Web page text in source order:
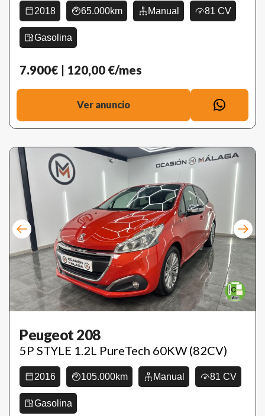
2018 65.000km Manual 81 CV
Gasolina
7.900€ | 120,00 €/mes
Ver anuncio
Peugeot 208
5P STYLE 1.2L PureTech 60KW (82CV)
2016 105.000km Manual 81 CV
Gasolina